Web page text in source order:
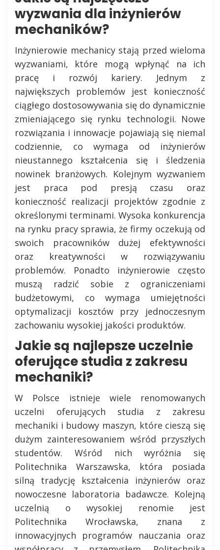
wyzwania dla inżynierów
mechaników?
Inżynierowie mechanicy stają przed wieloma
wyzwaniami, które mogą wpłynąć na ich
pracę i rozwój kariery. Jednym z
największych problemów jest konieczność
ciągłego dostosowywania się do dynamicznie
zmieniającego się rynku technologii. Nowe
rozwiązania i innowacje pojawiają się niemal
codziennie, co wymaga od inżynierów
nieustannego kształcenia się i śledzenia
nowinek branżowych. Kolejnym wyzwaniem
jest praca pod presją czasu oraz
konieczność realizacji projektów zgodnie z
określonymi terminami. Wysoka konkurencja
na rynku pracy sprawia, że firmy oczekują od
swoich pracowników dużej efektywności
oraz kreatywności w rozwiązywaniu
problemów. Ponadto inżynierowie często
muszą radzić sobie z ograniczeniami
budżetowymi, co wymaga umiejętności
optymalizacji kosztów przy jednoczesnym
zachowaniu wysokiej jakości produktów.
Jakie są najlepsze uczelnie
oferujące studia z zakresu
mechaniki?
W Polsce istnieje wiele renomowanych
uczelni oferujących studia z zakresu
mechaniki i budowy maszyn, które cieszą się
dużym zainteresowaniem wśród przyszłych
studentów. Wśród nich wyróżnia się
Politechnika Warszawska, która posiada
silną tradycję kształcenia inżynierów oraz
nowoczesne laboratoria badawcze. Kolejną
uczelnią o wysokiej renomie jest
Politechnika Wrocławska, znana z
innowacyjnych programów nauczania oraz